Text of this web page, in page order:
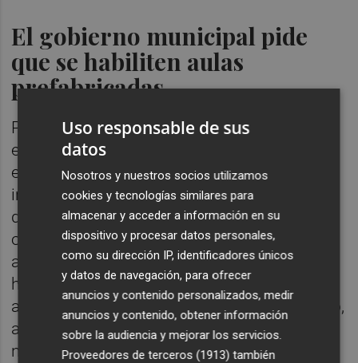
El gobierno municipal pide
que se habiliten aulas
prefabricadas
Por todo esto, el alcalde ha pedido en su
escrito al consejero, que decrete la
emergencia “para que se pueda actuar
inmediatamente en la rehabilitación integral
del techo y se proceda a acondicionar las
otras zonas del edificio que necesiten una
adecuación. Mientras tanto, es urgente
habilitar aulas prefabricadas para todo el
alumnado, de la planta baja y del primer piso,
a fin de garantizar la seguridad de todos los
niños y niñas”.
Uso responsable de sus
datos
Nosotros y nuestros socios utilizamos
cookies y tecnologías similares para
almacenar y acceder a información en su
dispositivo y procesar datos personales,
como su dirección IP, identificadores únicos
y datos de navegación, para ofrecer
anuncios y contenido personalizados, medir
anuncios y contenido, obtener información
sobre la audiencia y mejorar los servicios.
Proveedores de terceros (1913) también